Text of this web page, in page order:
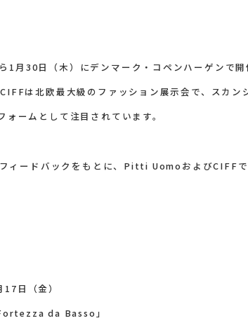
1月30日（木）にデンマーク・コペンハーゲン
は北欧最大級のファッション展示会で、スカ
ームとして注目されています。
ードバックをもとに、Pitti UomoおよびCIFFで
日（金）
da Basso」